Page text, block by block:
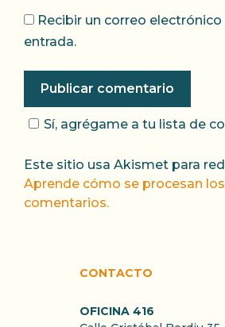
Recibir un correo
entrada.
Sí, agrégame a tu lista de
Este sitio usa Akismet para
Aprende cómo se procesan
comentarios.
CONTACTO
OFICINA 416